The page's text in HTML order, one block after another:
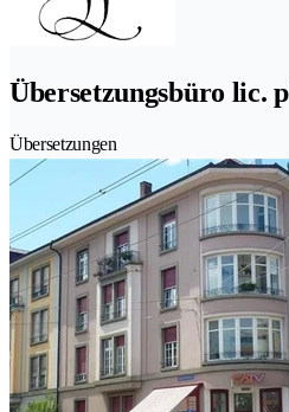
Übersetzungsbüro lic.
Übersetzungen